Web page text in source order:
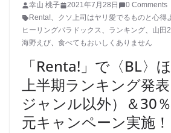
幸山 桃子 2021年7月28日
0 Comments
Renta!、 クソ上司はヤリ愛でるものと心得
ヒーリングパラドックス、 ランキング、 山田
海野えび、 食べてもおいしくありません
「Renta!」で〈BL〉
上半期ランキング発
ジャンル以外）＆30
元キャンペーン実施！